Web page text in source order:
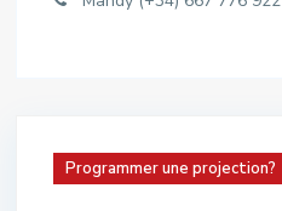
Programmer une projection?